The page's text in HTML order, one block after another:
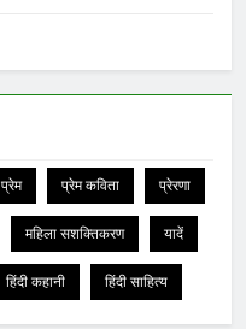
प्रेम प्रेम कविता प्रेरणा
महिला सशक्तिकरण यादें
हिंदी कहानी हिंदी साहित्य